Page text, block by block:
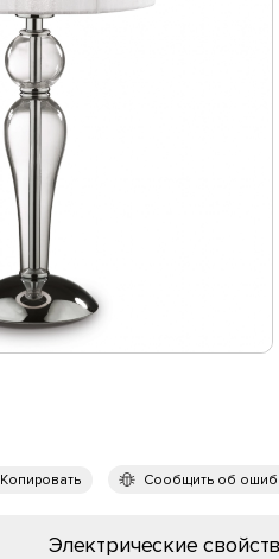
Копировать Сообщить об
Электрические